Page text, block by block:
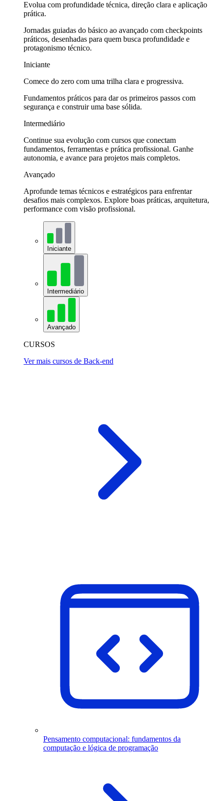
Evolua com profundidade técnica, direção clara e aplicação
prática.
Jornadas guiadas do básico ao avançado com checkpoints
práticos, desenhadas para quem busca profundidade e
protagonismo técnico.
Iniciante
Comece do zero com uma trilha clara e progressiva.
Fundamentos práticos para dar os primeiros passos com
segurança e construir uma base sólida.
Intermediário
Continue sua evolução com cursos que conectam
fundamentos, ferramentas e prática profissional. Ganhe
autonomia, e avance para projetos mais completos.
Avançado
Aprofunde temas técnicos e estratégicos para enfrentar
desafios mais complexos. Explore boas práticas, arquitetura,
performance com visão profissional.
Iniciante
Intermediário
Avançado
CURSOS
Ver mais cursos de Back-end
Pensamento computacional: fundamentos da
computação e lógica de programação